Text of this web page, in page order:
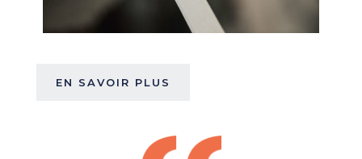
EN SAVOIR PLUS